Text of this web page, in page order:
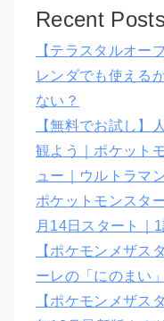
Recent Posts
【テラスタルオー
レンダでも使える
ない？
【無料でお試し】
観よう｜ポケット
ュー｜ウルトラマ
ポケットモンスタ
月14日スタート｜
【ポケモンメザス
ーレの「にのまい
【ポケモンメザス